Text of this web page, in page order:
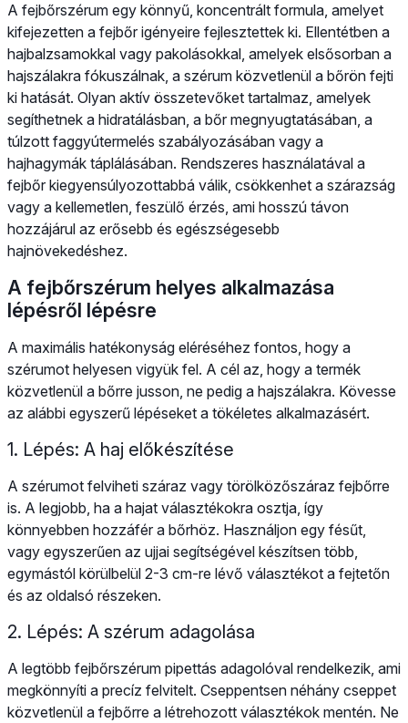
A fejbőrszérum egy könnyű, koncentrált formula, amelyet
kifejezetten a fejbőr igényeire fejlesztettek ki. Ellentétben a
hajbalzsamokkal vagy pakolásokkal, amelyek elsősorban a
hajszálakra fókuszálnak, a szérum közvetlenül a bőrön fejti
ki hatását. Olyan aktív összetevőket tartalmaz, amelyek
segíthetnek a hidratálásban, a bőr megnyugtatásában, a
túlzott faggyútermelés szabályozásában vagy a
hajhagymák táplálásában. Rendszeres használatával a
fejbőr kiegyensúlyozottabbá válik, csökkenhet a szárazság
vagy a kellemetlen, feszülő érzés, ami hosszú távon
hozzájárul az erősebb és egészségesebb
hajnövekedéshez.
A fejbőrszérum helyes alkalmazása
lépésről lépésre
A maximális hatékonyság eléréséhez fontos, hogy a
szérumot helyesen vigyük fel. A cél az, hogy a termék
közvetlenül a bőrre jusson, ne pedig a hajszálakra. Kövesse
az alábbi egyszerű lépéseket a tökéletes alkalmazásért.
1. Lépés: A haj előkészítése
A szérumot felviheti száraz vagy törölközőszáraz fejbőrre
is. A legjobb, ha a hajat választékokra osztja, így
könnyebben hozzáfér a bőrhöz. Használjon egy fésűt,
vagy egyszerűen az ujjai segítségével készítsen több,
egymástól körülbelül 2-3 cm-re lévő választékot a fejtetőn
és az oldalsó részeken.
2. Lépés: A szérum adagolása
A legtöbb fejbőrszérum pipettás adagolóval rendelkezik, ami
megkönnyíti a precíz felvitelt. Cseppentsen néhány cseppet
közvetlenül a fejbőrre a létrehozott választékok mentén. Ne